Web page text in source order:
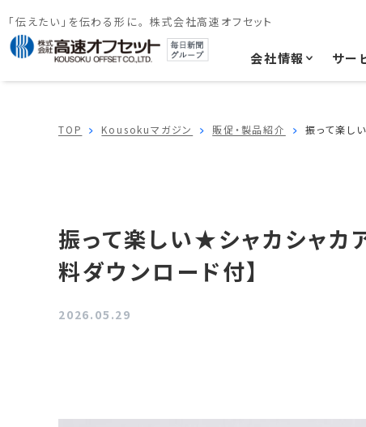
「伝えたい」を伝わる形に。 株式会社高速オフセット
会社情報 サー
TOP Kousokuマガジン 販促・製品紹介 振って楽し
振って楽しい★シャカシャカ
料ダウンロード付】
2026.05.29